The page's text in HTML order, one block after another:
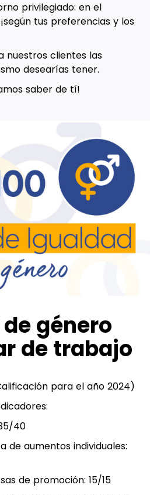
privilegiado: en el
tus preferencias y los
nuestros clientes las
desearías tener.
saber de tí!
género
de trabajo
para el año 2024)
40
de aumentos individuales:
de promoción: 15/15